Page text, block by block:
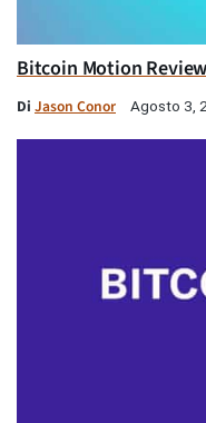
Bitcoin Motion
Di Jason Conor Agosto 3,